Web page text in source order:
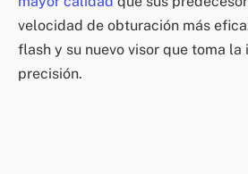
velocidad de obturación más
flash y su nuevo visor que toma la
precisión.